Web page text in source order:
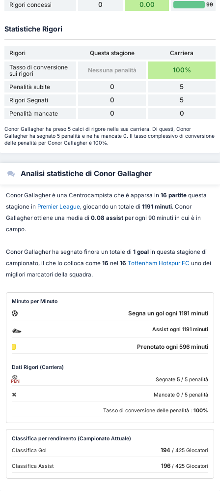
Rigori concessi 0 0.00 99
Statistiche Rigori
Rigori Questa stagione
Carriera
Tasso di conversione
sui rigori
Nessuna penalità 100%
Penalità subite 0 5
Rigori Segnati 0 5
Penalità mancate 0 0
Conor Gallagher ha preso 5 calci di rigore nella sua carriera. Di questi, Conor
Gallagher ha segnato 5 penalità e ne ha mancate 0. Il tasso complessivo di conversione
delle penalità per Conor Gallagher è 100%.
Analisi statistiche di Conor Gallagher
Conor Gallagher è una Centrocampista che è apparsa in 16 partitequesta
stagione in Premier League, giocando un totale di 1191 minuti. Conor
Gallagher ottiene una media di 0.08 assistper ogni 90 minuti in cui è in
campo.
Conor Gallagher ha segnato finora un totale di 1 goalin questa stagione di
campionato, il che lo colloca come 16 nel 16 Tottenham Hotspur FC uno dei
migliori marcatori della squadra.
Minuto per Minuto
Segna un gol ogni 1191 minuti
Assist ogni 1191 minuti
Prenotato ogni 596 minuti
Dati Rigori (Carriera)
PEN Segnate 5 / 5 penalità
Mancate 0 / 5 penalità
Tasso di conversione delle penalità : 100%
Classifica per rendimento (Campionato Attuale)
Classifica Gol
194/ 425 Giocatori
Classifica Assist 196/ 425 Giocatori